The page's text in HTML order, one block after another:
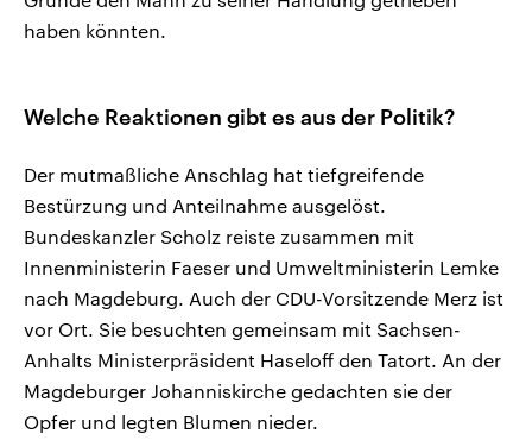
haben könnten.
Welche Reaktionen gibt es aus der Politik?
Der mutmaßliche Anschlag hat tiefgreifende
Bestürzung und Anteilnahme ausgelöst.
Bundeskanzler Scholz reiste zusammen mit
Innenministerin Faeser und Umweltministerin Lemke
nach Magdeburg. Auch der CDU-Vorsitzende Merz ist
vor Ort. Sie besuchten gemeinsam mit Sachsen-
Anhalts Ministerpräsident Haseloff den Tatort. An der
Magdeburger Johanniskirche gedachten sie der
Opfer und legten Blumen nieder.